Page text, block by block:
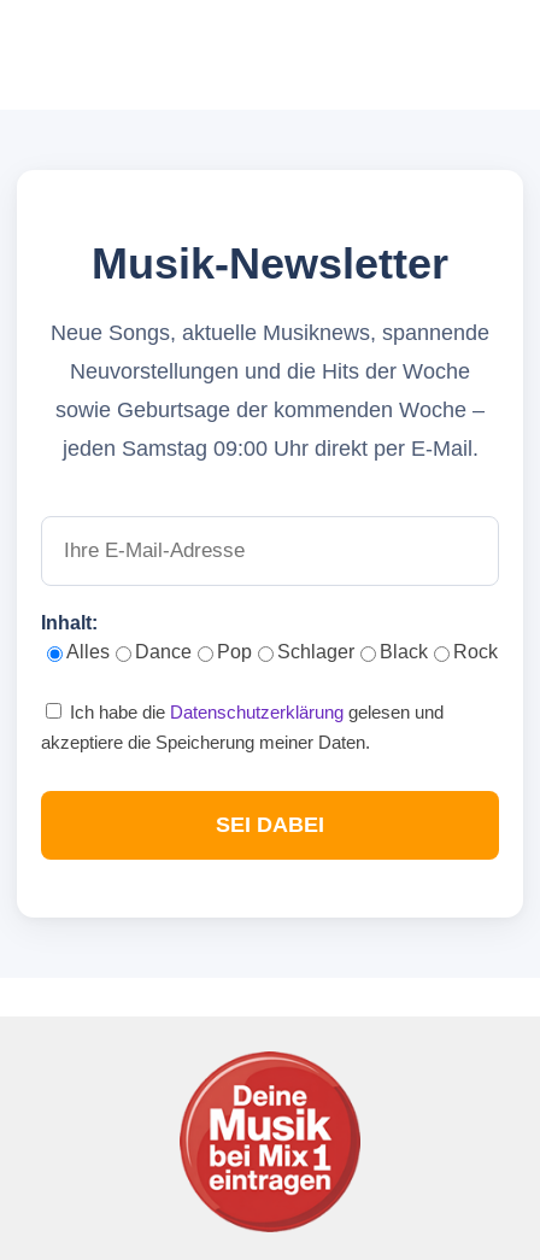
Musik-Newsletter
Neue Songs, aktuelle Musiknews, spannende
Neuvorstellungen und die Hits der Woche
sowie Geburtsage der kommenden Woche –
jeden Samstag 09:00 Uhr direkt per E-Mail.
Inhalt:
Alles
Dance Pop Schlager Black Rock
Ich habe die Datenschutzerklärung gelesen und
akzeptiere die Speicherung meiner Daten.
SEI DABEI